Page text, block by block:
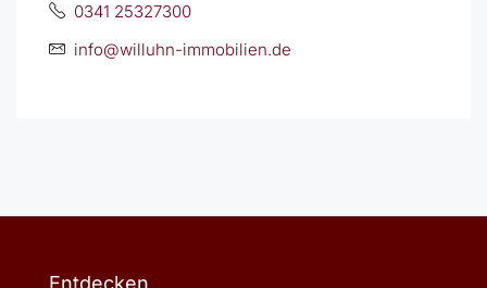
0341 25327300
info@willuhn-immobilien.de
Entdecken